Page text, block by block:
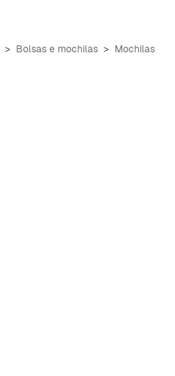
Bolsas e mochilas Mochilas